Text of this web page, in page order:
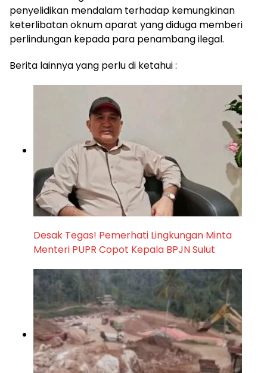
penyelidikan mendalam terhadap kemungkinan
keterlibatan oknum aparat yang diduga memberi
perlindungan kepada para penambang ilegal.
Berita lainnya yang perlu di ketahui :
Desak Tegas! Pemerhati Lingkungan Minta
Menteri PUPR Copot Kepala BPJN Sulut